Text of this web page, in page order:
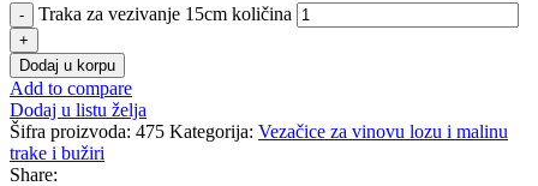
Traka za vezivanje 15cm količina
Dodaj u korpu
Add to compare
Dodaj u listu želja
Šifra proizvoda: 475 Kategorija: Vezačice za vinovu lozu i malinu
trake i bužiri
Share: